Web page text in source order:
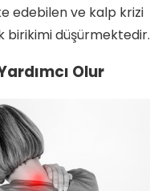
edebilen ve kalp krizi
birikimi düşürmektedir.
Olur